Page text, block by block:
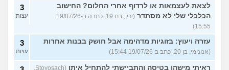
לצאת לעצמאות או לרדוף אחרי החלום? החישוב
הכלכלי שלי לא מסתדר
(ירין, בת 19, כתבה ב-19/07/26
15:55)
3
עצות
עזרה ויעוץ: בזוגיות מדהימה אבל חושק בבנות אחרות
(אנונימי, בן 20, כתב ב-19/07/26 15:44)
3
עצות
ראיתי מישהו בטיסה והתביישתי להתחיל איתו
(Stoyosach,